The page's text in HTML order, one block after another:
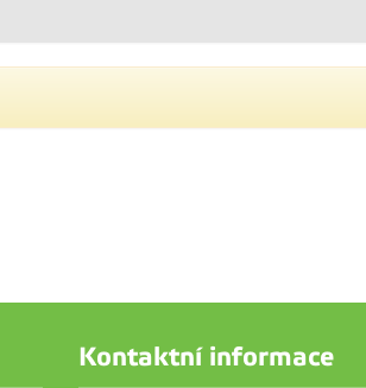
Kontaktní informace